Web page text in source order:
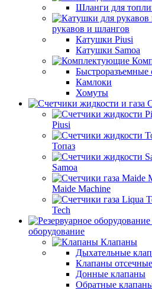
Шланги для
рукавов и шлангов
Катушки Piusi
Катушки Samoa
Быстроразъемные
Камлоки
Хомуты
Piusi
Топаз
Samoa
Maide Machine
Tech
оборудование
Клапаны
Дыхательные
Клапаны
Донные клапаны
Обратные